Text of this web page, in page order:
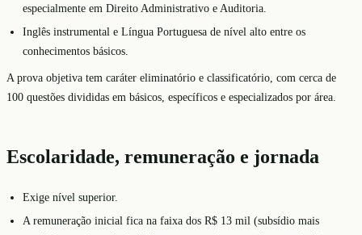
especialmente em Direito Administrativo e Auditoria.
Inglês instrumental e Língua Portuguesa de nível alto entre os
conhecimentos básicos.
A prova objetiva tem caráter eliminatório e classificatório, com cerca de
100 questões divididas em básicos, específicos e especializados por área.
Escolaridade, remuneração e jornada
Exige nível superior.
A remuneração inicial fica na faixa dos R$ 13 mil (subsídio mais